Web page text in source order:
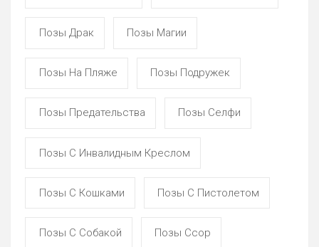
Позы Драк Позы Магии
Позы На Пляже Позы Подружек
Позы Предательства Позы Селфи
Позы С Инвалидным Креслом
Позы С Кошками Позы С Пистолетом
Позы С Собакой Позы Ссор